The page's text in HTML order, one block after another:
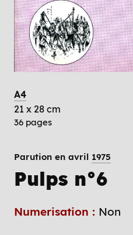
A4
21 x 28 cm
36 pages
Parution en avril 1975
Pulps n°6
Numerisation : Non